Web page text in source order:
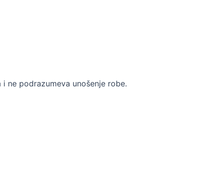
ne podrazumeva unošenje robe.